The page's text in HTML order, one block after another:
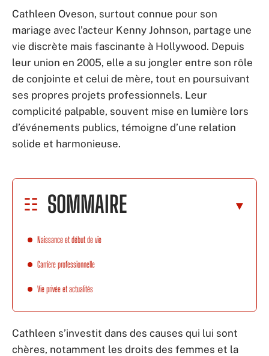
Cathleen Oveson, surtout connue pour son
mariage avec l’acteur Kenny Johnson, partage une
vie discrète mais fascinante à Hollywood. Depuis
leur union en 2005, elle a su jongler entre son rôle
de conjointe et celui de mère, tout en poursuivant
ses propres projets professionnels. Leur
complicité palpable, souvent mise en lumière lors
d’événements publics, témoigne d’une relation
solide et harmonieuse.
SOMMAIRE
Naissance et début de vie
Carrière professionnelle
Vie privée et actualités
Cathleen s’investit dans des causes qui lui sont
chères, notamment les droits des femmes et la